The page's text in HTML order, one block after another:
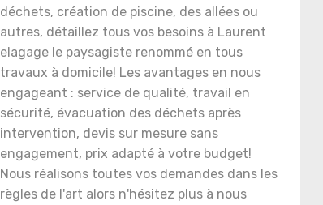
déchets, création de piscine, des allées ou
autres, détaillez tous vos besoins à Laurent
elagage le paysagiste renommé en tous
travaux à domicile! Les avantages en nous
engageant : service de qualité, travail en
sécurité, évacuation des déchets après
intervention, devis sur mesure sans
engagement, prix adapté à votre budget!
Nous réalisons toutes vos demandes dans les
règles de l'art alors n'hésitez plus à nous